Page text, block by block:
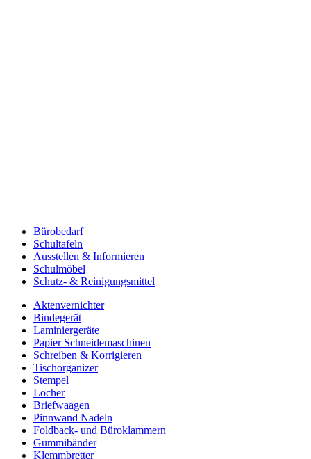
Bürobedarf
Schultafeln
Ausstellen & Informieren
Schulmöbel
Schutz- & Reinigungsmittel
Aktenvernichter
Bindegerät
Laminiergeräte
Papier Schneidemaschinen
Schreiben & Korrigieren
Tischorganizer
Stempel
Locher
Briefwaagen
Pinnwand Nadeln
Foldback- und Büroklammern
Gummibänder
Klemmbretter